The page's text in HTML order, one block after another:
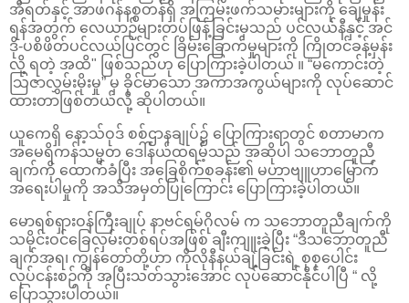
အီရတ်နှင့် အာဖဂန်နစ္စတန်ရှိ အကြမ်းဖက်သမားများကို ချေမှုန်း
ရန်အတွက် လေယာဉ်များတပ်ဖြန့်ခြင်းမှသည် ပင်လယ်နီနှင့် အင်
ဒို-ပစိဖိတ်ပင်လယ်ပြင်တွင် ခြိမ်းခြောက်မှုများကို ကြိုတင်ခန့်မှန်း
လို့ ရတဲ့ အထိ" ဖြစ်သည်ဟု ပြောကြားခဲ့ပါတယ် ။ “မကောင်းတဲ့
သြဇာလွှမ်းမိုးမှု” မှ ခိုင်မာသော အကာအကွယ်များကို လုပ်ဆောင်
ထားတာဖြစ်တယ်လို့ ဆိုပါတယ်။
ယူကေရှိ နော့သ်ဝုဒ် စစ်ဌာနချုပ်၌ ပြောကြားရာတွင် စတာမာက
အမေရိကန်သမ္မတ ဒေါ်နယ်ထရမ့်သည် အဆိုပါ သဘောတူညီ
ချက်ကို ထောက်ခံပြီး အခြေစိုက်စခန်း၏ မဟာဗျူဟာမြောက်
အရေးပါမှုကို အသိအမှတ်ပြုကြောင်း ပြောကြားခဲ့ပါတယ်။
မောရစ်ရှားဝန်ကြီးချုပ် နာဗင်ရမ်ဂိုလမ် က သဘောတူညီချက်ကို
သမိုင်းဝင်ခြေလှမ်းတစ်ရပ်အဖြစ် ချီးကျူးခဲ့ပြီး “ဒီသဘောတူညီ
ချက်အရ၊ ကျွန်တော်တို့ဟာ ကိုလိုနီနယ်ချဲ့ခြင်းရဲ့ စုစုပေါင်း
လုပ်ငန်းစဉ်ကို အပြီးသတ်သွားအောင် လုပ်ဆောင်နိုင်ပါပြီ “ လို့
ပြောသွားပါတယ်။